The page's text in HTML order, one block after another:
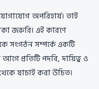
অপরিহার্য। তাই
জরুরি। এই কারণে
সংগঠন সম্পর্কে একটি
আগে প্রতিটি পদবি, দায়িত্ব ও
যাচাই করা উচিত।